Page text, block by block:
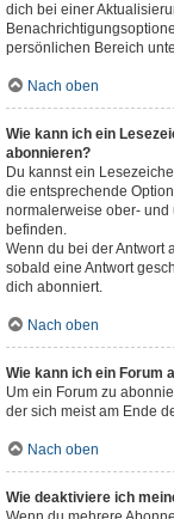
dich bei einer
persönlichen Bereich
Nach oben
Wie kann ich ein
abonnieren?
Du kannst ein
die entsprechende
normalerweise ober-
befinden.
Wenn du bei der Antwort
sobald eine Antwort
dich abonniert.
Nach oben
Wie kann ich ein Forum
Um ein Forum zu
der sich meist am Ende
Nach oben
Wie deaktiviere ich